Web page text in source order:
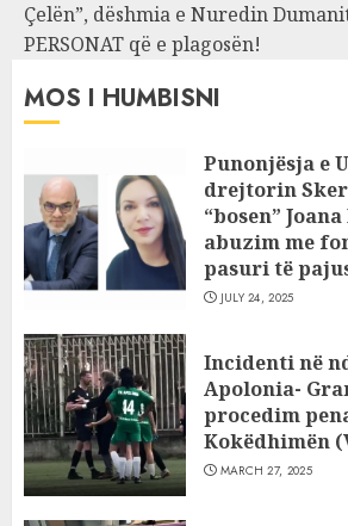
Çelën”, dëshmia e Nuredin
PERSONAT që e plagosën!
MOS I HUMBISNI
Punonjësja e
drejtorin
“bosen”
abuzim me
pasuri të
JULY 24, 2025
Incidenti në
Apolonia-
procedim
Kokëdhimën
MARCH 27, 2025